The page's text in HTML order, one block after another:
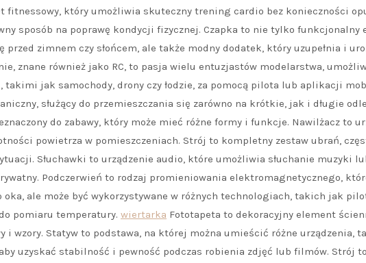
fitnessowy, który umożliwia skuteczny trening cardio bez konieczności
sposób na poprawę kondycji fizycznej. Czapka to nie tylko funkcjonalny
przed zimnem czy słońcem, ale także modny dodatek, który uzupełnia i
znane również jako RC, to pasja wielu entuzjastów modelarstwa,
takimi jak samochody, drony czy łodzie, za pomocą pilota lub aplikacji
służący do przemieszczania się zarówno na krótkie, jak i długie
do zabawy, który może mieć różne formy i funkcje. Nawilżacz to
powietrza w pomieszczeniach. Strój to kompletny zestaw ubrań,
Słuchawki to urządzenie audio, które umożliwia słuchanie muzyki
Podczerwień to rodzaj promieniowania elektromagnetycznego,
ale może być wykorzystywane w różnych technologiach, takich jak
pomiaru temperatury. wiertarka Fototapeta to dekoracyjny element
i wzory. Statyw to podstawa, na której można umieścić różne urządzenia,
uzyskać stabilność i pewność podczas robienia zdjęć lub filmów. Strój